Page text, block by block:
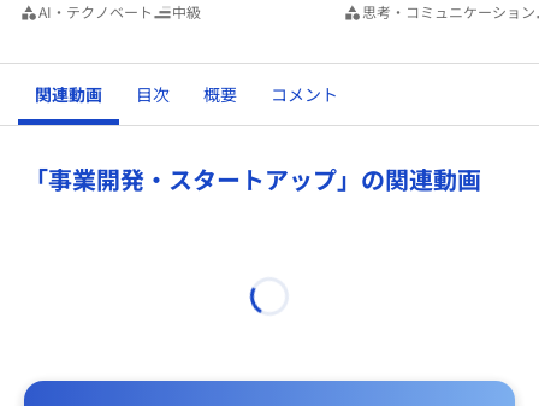
AI・テクノベート 中級 思考・コミュニケーション
関連動画 目次 概要 コメント
「事業開発・スタートアップ」の関連動画